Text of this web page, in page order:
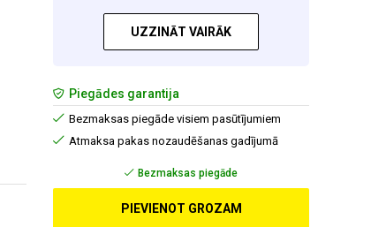
UZZINĀT VAIRĀK
Piegādes garantija
Bezmaksas piegāde visiem pasūtījumiem
Atmaksa pakas nozaudēšanas gadījumā
Bezmaksas piegāde
PIEVIENOT GROZAM